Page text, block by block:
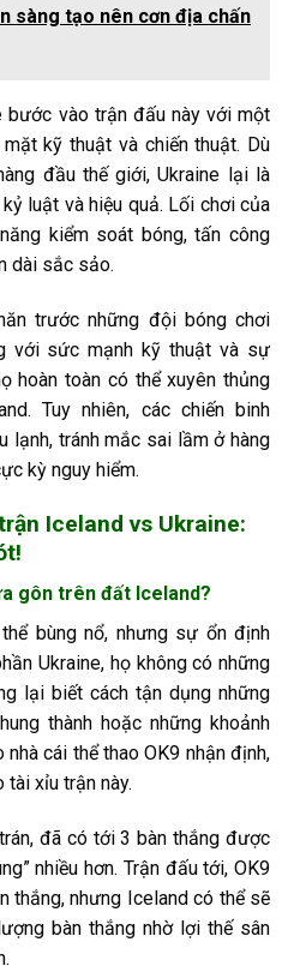
sàng tạo nên cơn địa chấn
bước vào trận đấu này với một
kỹ thuật và chiến thuật. Dù
đầu thế giới, Ukraine lại là
luật và hiệu quả. Lối chơi của
kiểm soát bóng, tấn công
dài sắc sảo.
trước những đội bóng chơi
với sức mạnh kỹ thuật và sự
hoàn toàn có thể xuyên thủng
Tuy nhiên, các chiến binh
lạnh, tránh mắc sai lầm ở hàng
kỳ nguy hiểm.
Iceland vs Ukraine:
gôn trên đất Iceland?
bùng nổ, nhưng sự ổn định
Ukraine, họ không có những
lại biết cách tận dụng những
thành hoặc những khoảnh
nhà cái thể thao OK9 nhận định,
tài xỉu trận này.
đã có tới 3 bàn thắng được
nhiều hơn. Trận đấu tới, OK9
thắng, nhưng Iceland có thể sẽ
bàn thắng nhờ lợi thế sân